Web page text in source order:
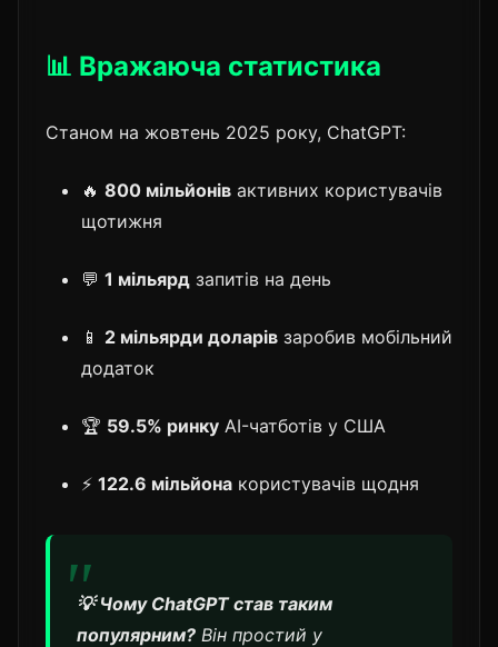
📊 Вражаюча статистика
Станом на жовтень 2025 року, ChatGPT:
🔥 800 мільйонів активних користувачів
щотижня
💬 1 мільярд запитів на день
📱 2 мільярди доларів заробив мобільний
додаток
🏆 59.5% ринку AI-чатботів у США
⚡ 122.6 мільйона користувачів щодня
💡 Чому ChatGPT став таким
популярним? Він простий у